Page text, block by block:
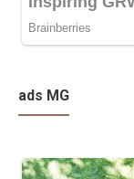
ads MG